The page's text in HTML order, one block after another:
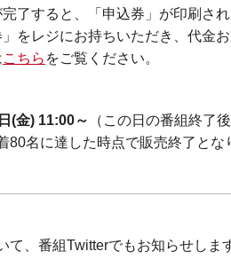
了すると、「申込券」が印刷され
」をレジにお持ちいただき、代⾦
こちら をご覧ください。
(金) 11:00～
（この日の番組終了
達した時点で販売終了となり
て、番組Twitterでもお知らせしま